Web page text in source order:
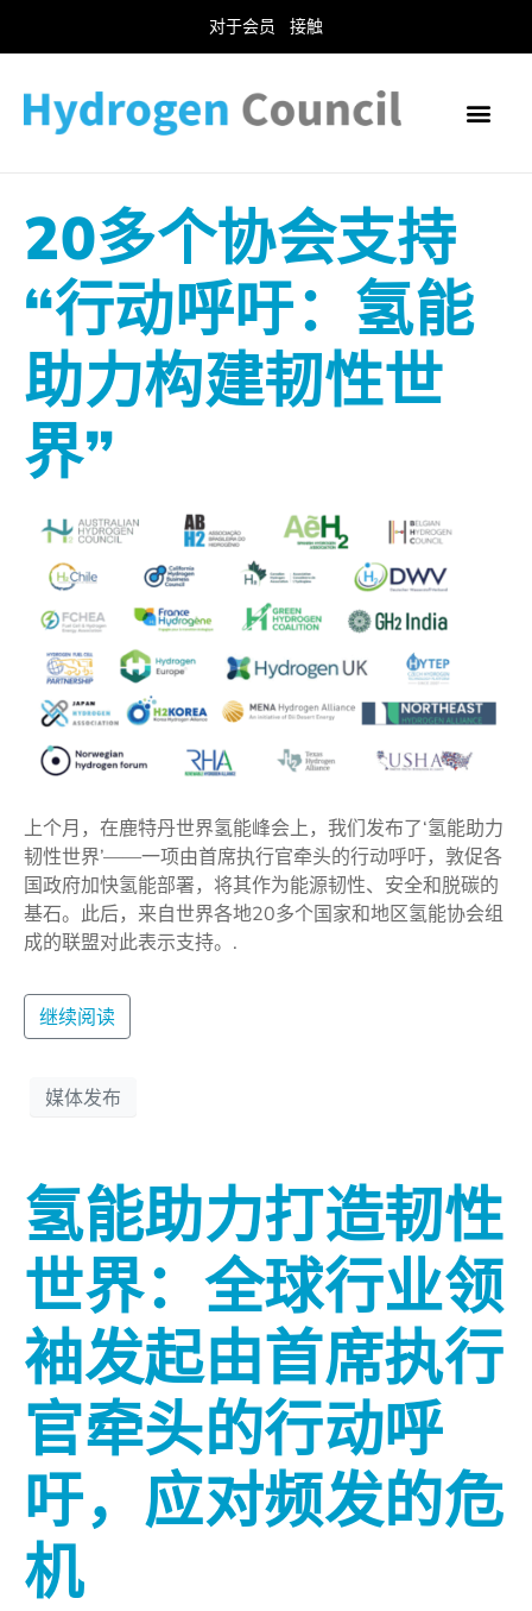
对于会员 接触
20多个协会支持
“行动呼吁：氢能
助力构建韧性世
界”
上个月，在鹿特丹世界氢能峰会上，我们发布了‘氢能助力
韧性世界’——一项由首席执行官牵头的行动呼吁，敦促各
国政府加快氢能部署，将其作为能源韧性、安全和脱碳的
基石。此后，来自世界各地20多个国家和地区氢能协会组
成的联盟对此表示支持。.
继续阅读
媒体发布
氢能助力打造韧性
世界：全球行业领
袖发起由首席执行
官牵头的行动呼
吁，应对频发的危
机